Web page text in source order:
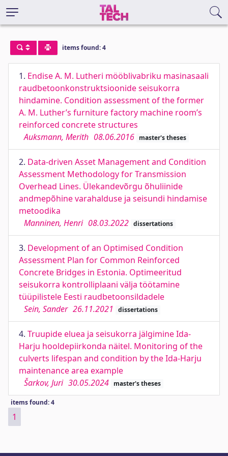
items found: 4
1. Endise A. M. Lutheri mööblivabriku masinasaali
raudbetoonkonstruktsioonide seisukorra
hindamine. Condition assessment of the former
A. M. Luther’s furniture factory machine room’s
reinforced concrete structures
Auksmann, Merith 08.06.2016 master's theses
2. Data-driven Asset Management and Condition
Assessment Methodology for Transmission
Overhead Lines. Ülekandevõrgu õhuliinide
andmepõhine varahalduse ja seisundi hindamise
metoodika
Manninen, Henri 08.03.2022 dissertations
3. Development of an Optimised Condition
Assessment Plan for Common Reinforced
Concrete Bridges in Estonia. Optimeeritud
seisukorra kontrolliplaani välja töötamine
tüüpilistele Eesti raudbetoonsildadele
Sein, Sander 26.11.2021 dissertations
4. Truupide eluea ja seisukorra jälgimine Ida-
Harju hooldepiirkonda näitel. Monitoring of the
culverts lifespan and condition by the Ida-Harju
maintenance area example
Šarkov, Juri 30.05.2024 master's theses
items found: 4
1